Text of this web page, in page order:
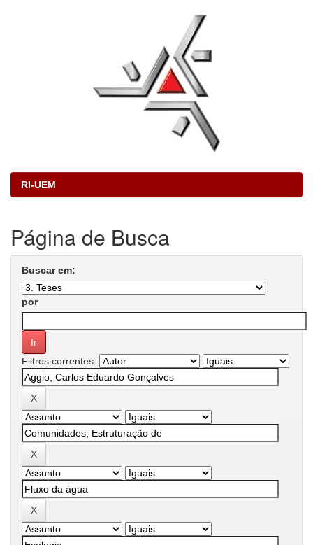
RI-UEM
Página de Busca
Buscar em:
por
Filtros correntes: